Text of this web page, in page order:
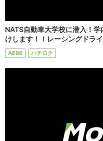
NATS自動車大学校に潜入！
けします！！レーシングドラ
AE86 ハチロク